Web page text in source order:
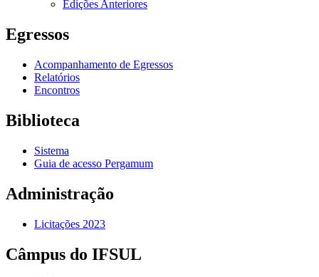
Edições Anteriores
Egressos
Acompanhamento de Egressos
Relatórios
Encontros
Biblioteca
Sistema
Guia de acesso Pergamum
Administração
Licitações 2023
Câmpus do IFSUL